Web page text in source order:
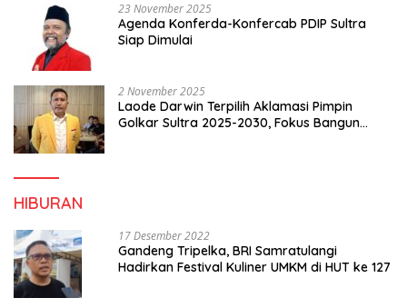
23 November 2025
Agenda Konferda-Konfercab PDIP Sultra
Siap Dimulai
2 November 2025
Laode Darwin Terpilih Aklamasi Pimpin
Golkar Sultra 2025-2030, Fokus Bangun
HIBURAN
17 Desember 2022
Gandeng Tripelka, BRI Samratulangi
Hadirkan Festival Kuliner UMKM di HUT ke 127